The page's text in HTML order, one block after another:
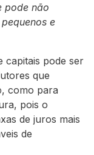
pode não
e
capitais pode ser
que
como para
pois o
de juros mais
de